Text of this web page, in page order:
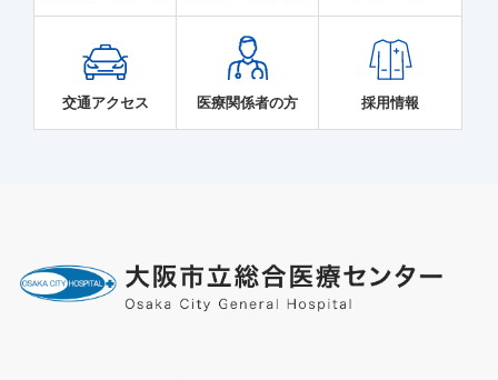
交通アクセス 医療関係者の方 採用情報